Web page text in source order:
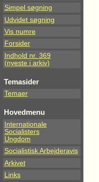
Simpel søgning
Udvidet søgning
Vis numre
Forsider
Indhold nr. 369
(nyeste i arkiv)
Temasider
Temaer
Hovedmenu
Internationale
Socialisters
Ungdom
Socialistisk Arbejderavis
Arkivet
Links